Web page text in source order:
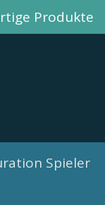
Produkte
Spieler